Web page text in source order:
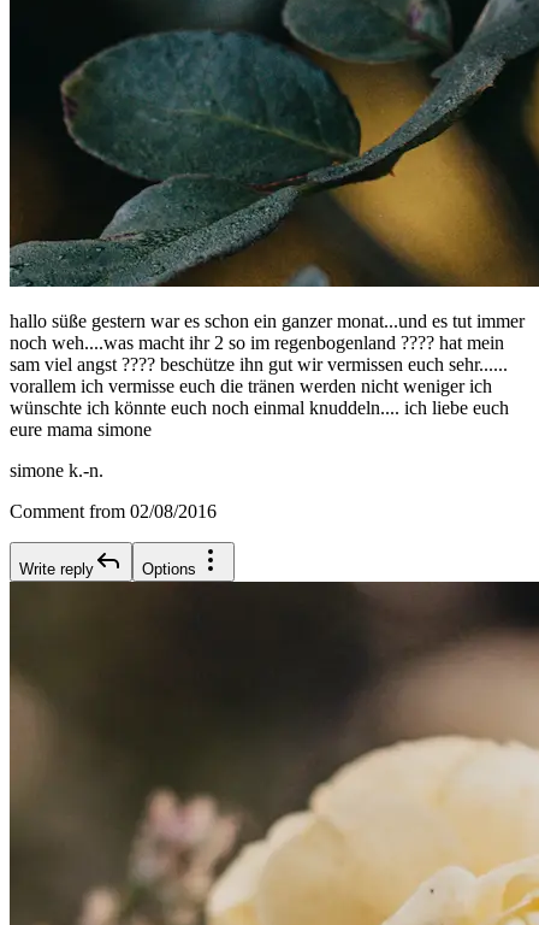
hallo süße gestern war es schon ein ganzer monat...und es tut immer
noch weh....was macht ihr 2 so im regenbogenland ???? hat mein
sam viel angst ???? beschütze ihn gut wir vermissen euch sehr......
vorallem ich vermisse euch die tränen werden nicht weniger ich
wünschte ich könnte euch noch einmal knuddeln.... ich liebe euch
eure mama simone
simone k.-n.
Comment from 02/08/2016
Write reply Options